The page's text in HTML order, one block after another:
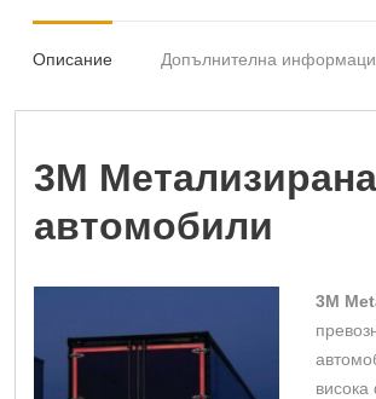
Описание Допълнителна
3M
автомобили
3M